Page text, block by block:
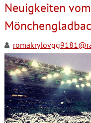
Neuigkeiten